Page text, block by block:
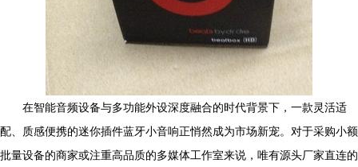
在智能音频设备与多功能外设深度融合的时代背景下，一款灵活适
配、质感便携的迷你插件蓝牙小音响正悄然成为市场新宠。对于采购小额
批量设备的商家或注重高品质的多媒体工作室来说，唯有源头厂家直连的